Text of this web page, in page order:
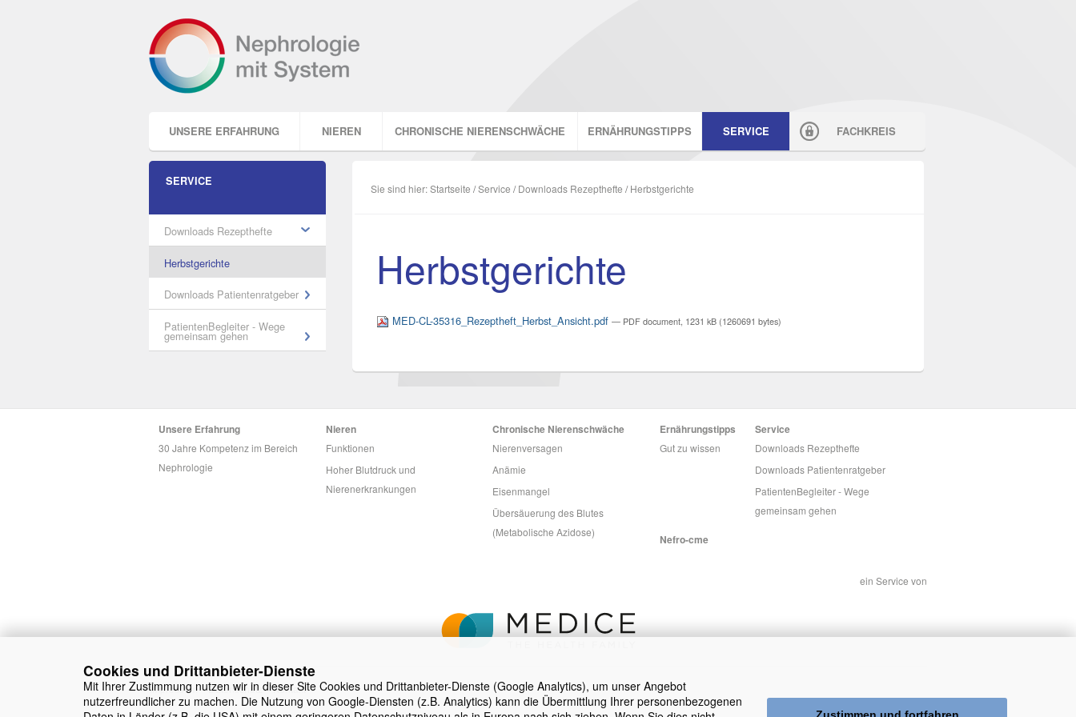
Cookies und Drittanbieter-Dienste
Mit Ihrer Zustimmung nutzen wir in dieser Site Cookies und Drittanbieter-Dienste (Google Analytics), um unser Angebot
nutzerfreundlicher zu machen. Die Nutzung von Google-Diensten (z.B. Analytics) kann die Übermittlung Ihrer personenbezogenen
zum
Inhalt
|
Direkt
UNSERE ERFAHRUNG NIEREN CHRONISCHE NIERENSCHWÄCHE ERNÄHRUNGSTIPPS SERVICE FACHKREIS
Sie sind hier:Startseite /Service /Downloads Rezepthefte /Herbstgerichte
Herbstgerichte
MED-CL-35316_Rezeptheft_Herbst_Ansicht.pdf — PDF document, 1231 kB (1260691 bytes)
Explorer
PortletSERVICE
Downloads Rezepthefte
Herbstgerichte
Downloads Patientenratgeber
PatientenBegleiter - Wege
gemeinsam gehen
Unsere Erfahrung
30 Jahre Kompetenz im Bereich
Nephrologie
Nieren
Funktionen
Hoher Blutdruck und
Nierenerkrankungen
Chronische Nierenschwäche
Nierenversagen
Anämie
Eisenmangel
Übersäuerung des Blutes
(Metabolische Azidose)
Ernährungstipps
Gut zu wissen
Service
Downloads Rezepthefte
Downloads Patientenratgeber
PatientenBegleiter - Wege
gemeinsam gehen
Nefro-cme
ein Service von
Impressum Datenschutz Kontakt